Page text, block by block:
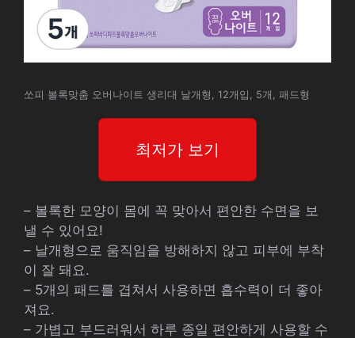
쏘피 볼록맞춤 오버나이트 생리대 날개형, 12개입, 5개, 패드형
최저가 보기
– 볼록한 모양이 몸에 꼭 맞아서 편안한 수면을 보
낼 수 있어요!
– 날개형으로 움직임을 방해하지 않고 피부에 부착
이 잘 돼요.
– 5개의 패드를 겹쳐서 사용하면 흡수력이 더 좋아
져요.
– 가볍고 부드러워서 하루 종일 편안하게 사용할 수